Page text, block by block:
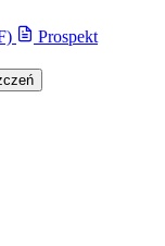
Prospekt